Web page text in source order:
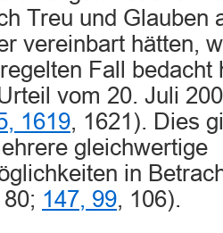
Treu und Glauben
vereinbart hätten,
Fall
vom 20. Juli
1619, 1621). Dies
gleichwertige
in
80; 147, 99, 106).